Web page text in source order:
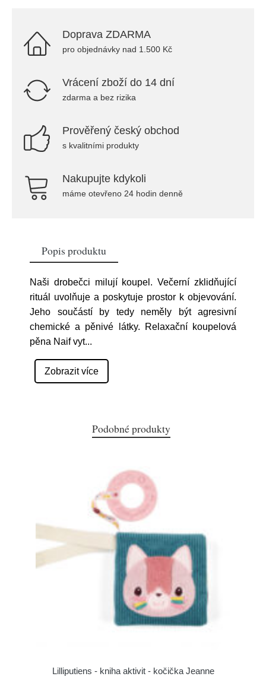
Doprava ZDARMA
pro objednávky nad 1.500 Kč
Vrácení zboží do 14 dní
zdarma a bez rizika
Prověřený český obchod
s kvalitními produkty
Nakupujte kdykoli
máme otevřeno 24 hodin denně
Popis produktu
Naši drobečci milují koupel. Večerní zklidňující
rituál uvolňuje a poskytuje prostor k objevování.
Jeho součástí by tedy neměly být agresivní
chemické a pěnivé látky. Relaxační koupelová
pěna Naif vyt...
Zobrazit více
Podobné produkty
Lilliputiens - kniha aktivit - kočička Jeanne